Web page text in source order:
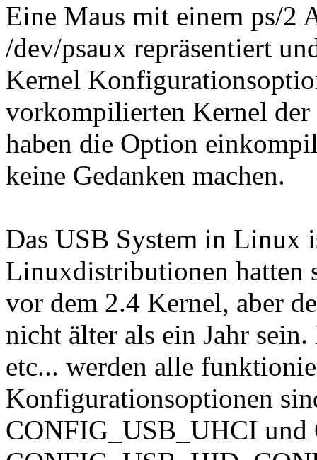
Eine Maus mit einem ps/2
/dev/psaux repräsentiert
Kernel
vorkompilierten Kernel
haben die Option
keine Gedanken machen.
Das USB System in Linux
Linuxdistributionen hatten
vor dem 2.4 Kernel, aber
nicht älter als ein Jahr
etc... werden alle
Konfigurationsoptionen
CONFIG_USB_UHCI